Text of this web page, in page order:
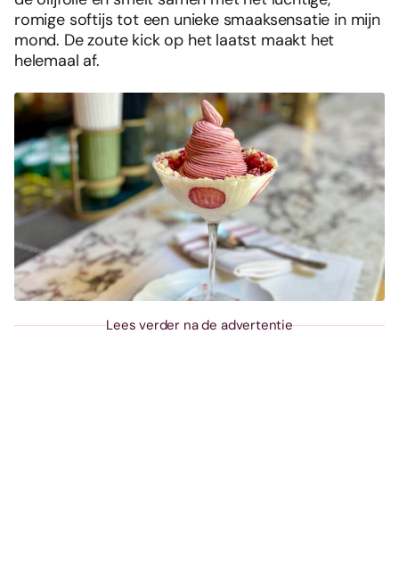
romige softijs tot een unieke smaaksensatie in mijn
mond. De zoute kick op het laatst maakt het
helemaal af.
Lees verder na de advertentie